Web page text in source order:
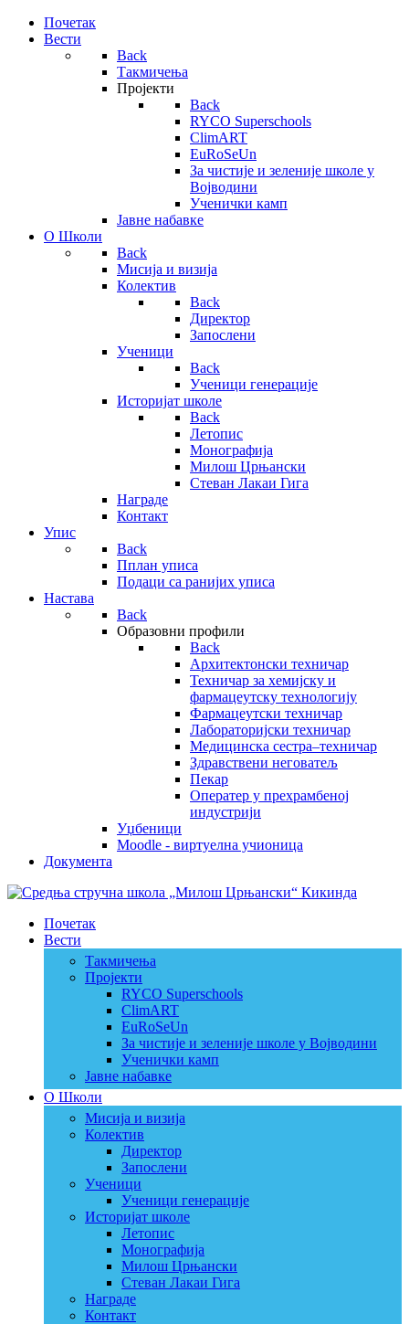
Почетак
Вести
Back
Такмичења
Пројекти
Back
RYCO Superschools
ClimART
EuRoSeUn
За чистије и зеленије школе у
Војводини
Ученички камп
Јавне набавке
О Школи
Back
Мисија и визија
Колектив
Back
Директор
Запослени
Ученици
Back
Ученици генерације
Историјат школе
Back
Летопис
Монографија
Милош Црњански
Стеван Лакаи Гига
Награде
Контакт
Упис
Back
Пплан уписа
Подаци са ранијих уписа
Настава
Back
Образовни профили
Back
Архитектонски техничар
Техничар за хемијску и
фармацеутску технологију
Фармацеутски техничар
Лабораторијски техничар
Медицинска сестра–техничар
Здравствени неговатељ
Пекар
Оператер у прехрамбеној
индустрији
Уџбеници
Moodle - виртуелна учионица
Документа
Почетак
Вести
Такмичења
Пројекти
RYCO Superschools
ClimART
EuRoSeUn
За чистије и зеленије школе у Војводини
Ученички камп
Јавне набавке
О Школи
Мисија и визија
Колектив
Директор
Запослени
Ученици
Ученици генерације
Историјат школе
Летопис
Монографија
Милош Црњански
Стеван Лакаи Гига
Награде
Контакт